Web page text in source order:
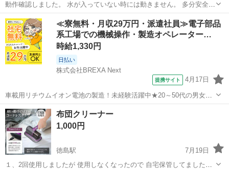
動作確認しました。 水が入っていない時には動きません。 多分安全装
置が付いていると思います。 長期自宅保管です。 使用しないので出品
しました。 メーカーは不明です。 サイズ 高さ 約23㎝ 幅 約17㎝
です。 ...
徳島 名西郡 生活家電 画像
≪寮無料・月収29万円・派遣社員≫電子部品
系工場での機械操作・製造オペレーター…
時給1,330円
日払い
株式会社BREXA Next
提携サイト 4月17日
車載用リチウムイオン電池の製造！未経験活躍中★20～50代の男女活
躍中！寮費無料★備品付き1R寮完備！自宅からマイカー通勤OK！無料
駐車場完備◎正社員登用制度あり！《徳島県板野郡松茂町》 人気の工
場のお仕事 ◇車載用リチウ...
徳島 その他
布団クリーナー
1,000円
徳島駅
7月19日
１、2回使用しましたが 使用しなくなったので 自宅保管してました。